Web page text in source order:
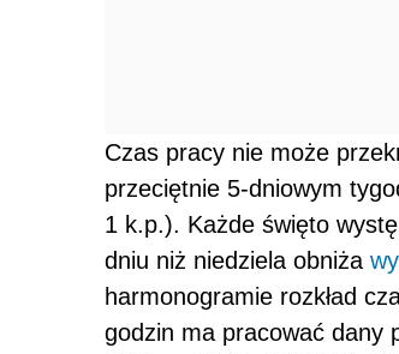
Czas pracy nie może
przeciętnie 5-dniowym
1 k.p.). Każde święto
dniu niż niedziela obniża
harmonogramie rozkład
godzin ma pracować dany